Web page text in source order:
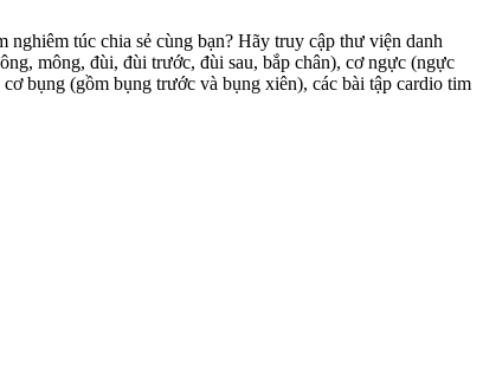
túc chia sẻ cùng bạn? Hãy truy cập thư viện danh
mông, đùi, đùi trước, đùi sau, bắp chân), cơ ngực (ngực
bụng (gồm bụng trước và bụng xiên), các bài tập cardio tim